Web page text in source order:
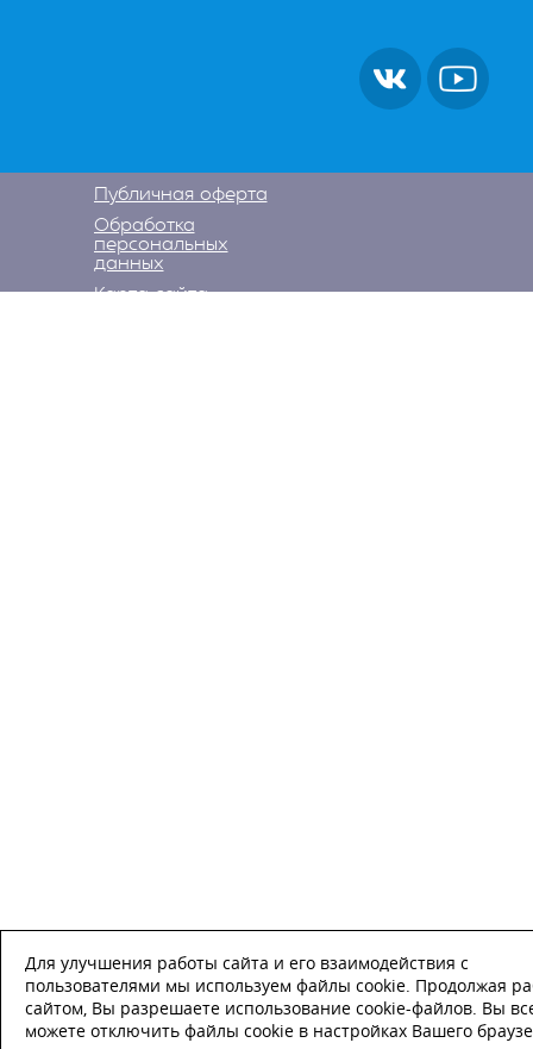
Публичная оферта
Обработка
персональных
данных
Карта сайта
Для улучшения работы сайта и его взаимодействия с
пользователями мы используем файлы cookie. Продолжая
сайтом, Вы разрешаете использование cookie-файлов. Вы
можете отключить файлы cookie в настройках Вашего